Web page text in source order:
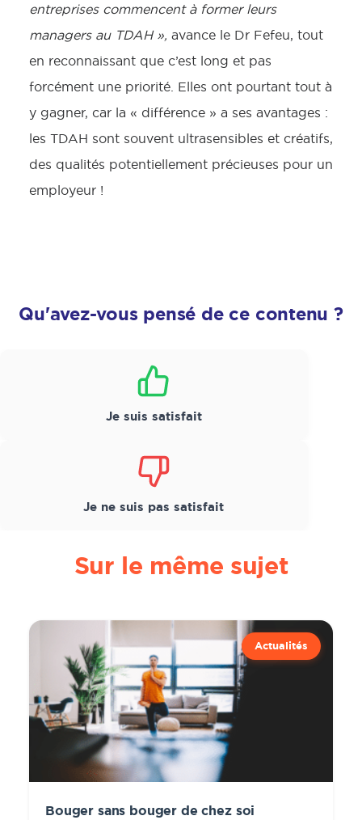
entreprises commencent à former leurs
managers au TDAH », avance le Dr Fefeu, tout
en reconnaissant que c’est long et pas
forcément une priorité. Elles ont pourtant tout à
y gagner, car la « différence » a ses avantages :
les TDAH sont souvent ultrasensibles et créatifs,
des qualités potentiellement précieuses pour un
employeur !
Qu'avez-vous pensé de ce contenu ?
Je suis satisfait
Je ne suis pas satisfait
Sur le même sujet
Actualités
Bouger sans bouger de chez soi